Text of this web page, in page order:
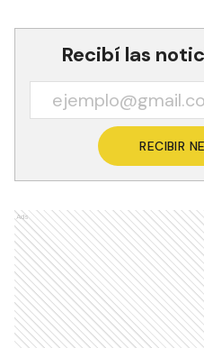
Recibí las
RECIBIR
Ads